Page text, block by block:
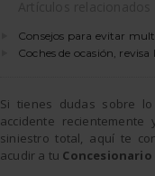
Consejos para evitar
Coches de ocasión,
Si tienes dudas sobre
accidente
siniestro total, aquí te
acudir a tu Concesionario